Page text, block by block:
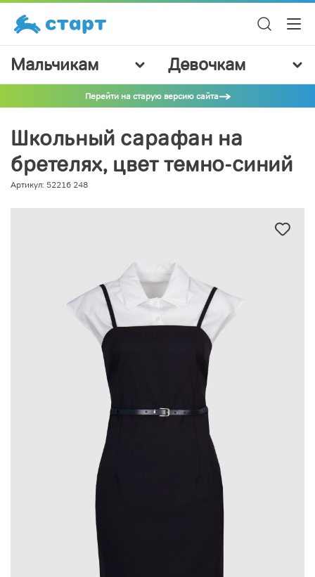
Мальчикам Девочкам
Перейти на старую версию сайта
Школьный сарафан на
бретелях, цвет темно-синий
Артикул: 52216 248